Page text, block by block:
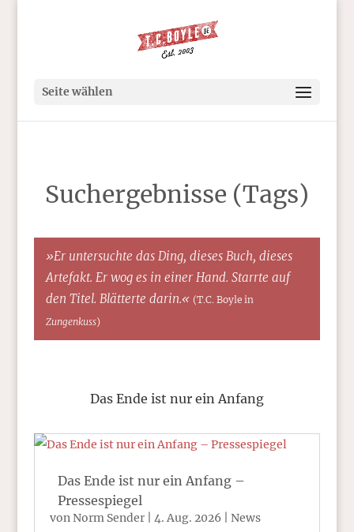
Seite wählen
Suchergebnisse (Tags)
»Er untersuchte das Ding, dieses Buch, dieses
Artefakt. Er wog es in einer Hand. Starrte auf
den Titel. Blätterte darin.« (T.C. Boyle in
Zungenkuss)
Das Ende ist nur ein Anfang
Das Ende ist nur ein Anfang –
Pressespiegel
vonNorm Sender| 4. Aug. 2026| News